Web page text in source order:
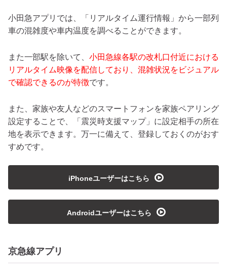
小田急アプリでは、「リアルタイム運行情報」から一部列
車の混雑度や車内温度を調べることができます。
また一部駅を除いて、 小田急線各駅の改札口付近における
リアルタイム映像を配信しており、混雑状況をビジュアル
で確認できるのが特徴です。
また、家族や友人などのスマートフォンを家族ペアリング
設定することで、「震災時支援マップ」に設定相手の所在
地を表示できます。万一に備えて、登録しておくのがおす
すめです。
iPhoneユーザーはこちら playmedia
Androidユーザーはこちら playmedia
京急線アプリ